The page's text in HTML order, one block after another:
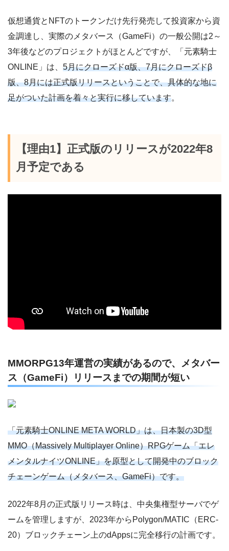
仮想通貨とNFTのトークンだけ先行発売して投資家から資
金調達し、実際のメタバース（GameFi）の一般公開は2～
3年後などのプロジェクトがほとんどですが、「元素騎士
ONLINE」は、 5月にクローズドα版、7月にクローズドβ
版、8月には正式版リリースということで、具体的な地に
足がついた計画を着々と実行に移しています。
【理由1】正式版のリリースが2022年8
月予定である
MMORPG13年運営の実績があるので、メタバー
ス（GameFi）リリースまでの期間が短い
「元素騎士ONLINE META WORLD」は、日本製の3D型
MMO（Massively Multiplayer Online）RPGゲーム「エレ
メンタルナイツONLINE」を原型として開発中のブロック
チェーンゲーム（メタバース、GameFi）です。
2022年8月の正式版リリース時は、中央集権型サーバでゲ
ームを管理しますが、2023年からPolygon/MATIC（ERC-
20）ブロックチェーン上のdAppsに完全移行の計画です。